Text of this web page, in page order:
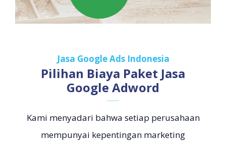
Jasa Google Ads Indonesia
Pilihan Biaya Paket Jasa
Google Adword
Kami menyadari bahwa setiap perusahaan
mempunyai kepentingan marketing